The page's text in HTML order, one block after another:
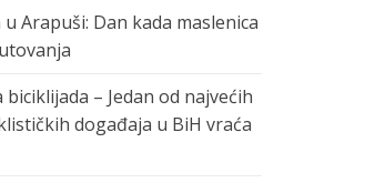
Arapuši: Dan kada maslenica
biciklijada – Jedan od najvećih
događaja u BiH vraća